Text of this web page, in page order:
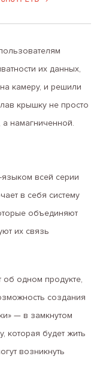
их данных,
камеру, и решили
крышку не просто
а намагниченной.
всей серии
в себя систему
объединяют
их связь
одном продукте,
создания
— в замкнутом
которая будет жить
возникнуть